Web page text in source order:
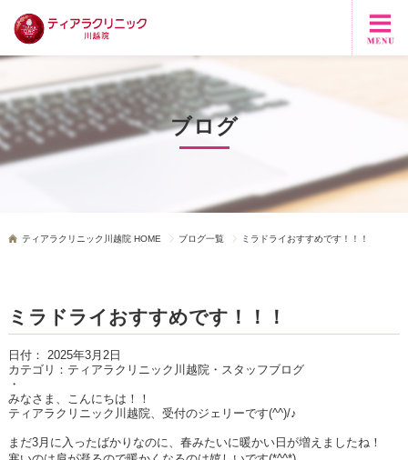
ブログ
ティアラクリニック川越院 HOME ブログ一覧 ミラドライおすすめです！！！
ミラドライおすすめです！！！
日付： 2025年3月2日
カテゴリ： ティアラクリニック川越院・スタッフブログ
・
みなさま、こんにちは！！
ティアラクリニック川越院、受付のジェリーです(^^)/♪
まだ3月に入ったばかりなのに、春みたいに暖かい日が増えましたね！